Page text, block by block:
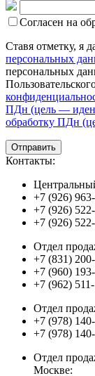
Согласен на
Ставя отметку, я
персональных
персональных
ПДн (цель —
обработку ПДн
Контакты:
+7 (926)
+7 (926)
+7 (926)
Отдел
+7 (831)
+7 (960)
+7 (962)
Отдел
+7 (978)
+7 (978)
Отдел
Москве: